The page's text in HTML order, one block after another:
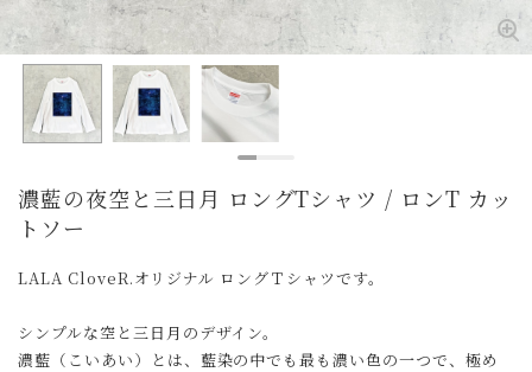
濃藍の夜空と三日月 ロングTシャツ / ロンT カッ
トソー
LALA CloveR.オリジナル ロングＴシャツです。
シンプルな空と三日月のデザイン。
濃藍（こいあい）とは、藍染の中でも最も濃い色の一つで、極め